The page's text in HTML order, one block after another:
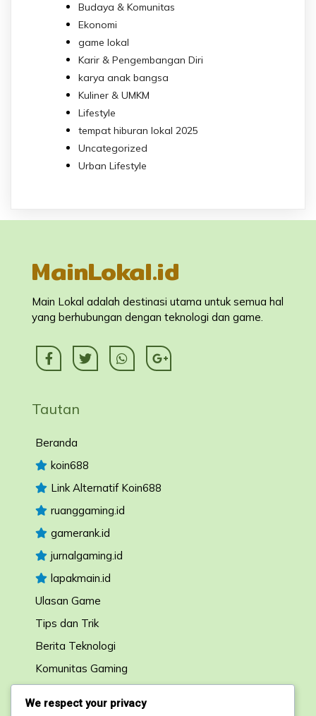
Budaya & Komunitas
Ekonomi
game lokal
Karir & Pengembangan Diri
karya anak bangsa
Kuliner & UMKM
Lifestyle
tempat hiburan lokal 2025
Uncategorized
Urban Lifestyle
MainLokal.id
Main Lokal adalah destinasi utama untuk semua hal
yang berhubungan dengan teknologi dan game.
Tautan
Beranda
koin688
Link Alternatif Koin688
ruanggaming.id
gamerank.id
jurnalgaming.id
lapakmain.id
Ulasan Game
Tips dan Trik
Berita Teknologi
Komunitas Gaming
We respect your privacy